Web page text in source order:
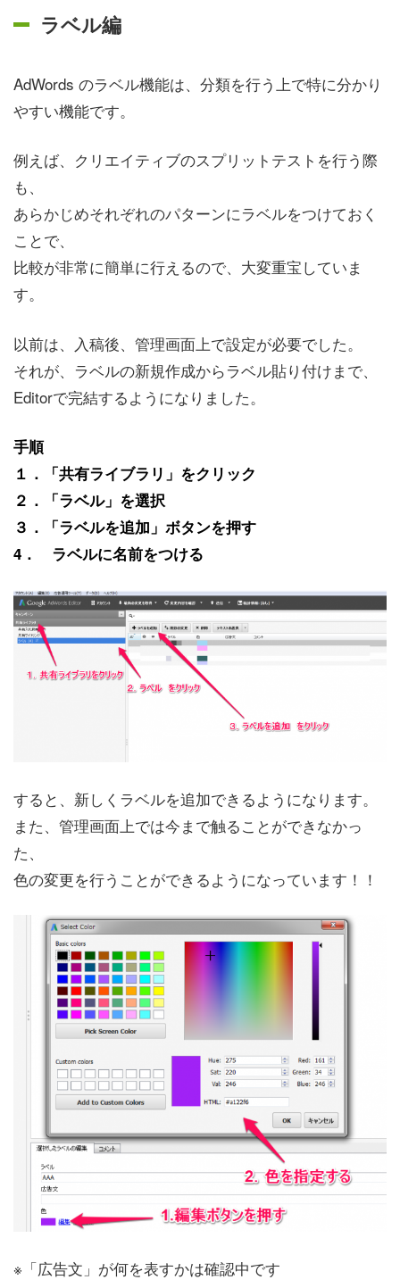
ラベル編
AdWords のラベル機能は、分類を行う上で特に分かり
やすい機能です。
例えば、クリエイティブのスプリットテストを行う際
も、
あらかじめそれぞれのパターンにラベルをつけておく
ことで、
比較が非常に簡単に行えるので、大変重宝していま
す。
以前は、入稿後、管理画面上で設定が必要でした。
それが、ラベルの新規作成からラベル貼り付けまで、
Editorで完結するようになりました。
手順
１．「共有ライブラリ」をクリック
２．「ラベル」を選択
３．「ラベルを追加」ボタンを押す
4． ラベルに名前をつける
すると、新しくラベルを追加できるようになります。
また、管理画面上では今まで触ることができなかっ
た、
色の変更を行うことができるようになっています！！
※「広告文」が何を表すかは確認中です